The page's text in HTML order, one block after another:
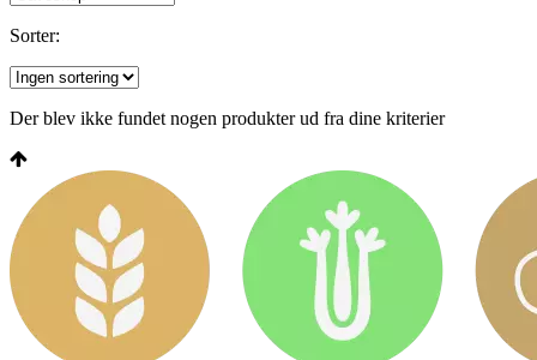
Sorter:
Der blev ikke fundet nogen produkter ud fra dine kriterier